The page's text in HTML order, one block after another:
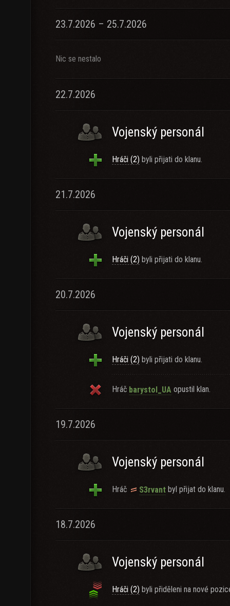
23.7.2026 – 25.7.2026
Nic se nestalo
22.7.2026
Vojenský personál
Hráči (2) byli přijati do klanu.
21.7.2026
Vojenský personál
Hráči (2) byli přijati do klanu.
20.7.2026
Vojenský personál
Hráči (2) byli přijati do klanu.
Hráč barystol_UA opustil klan.
19.7.2026
Vojenský personál
Hráč S3rvant byl přijat do klanu.
18.7.2026
Vojenský personál
Hráči (2) byli přiděleni na nové